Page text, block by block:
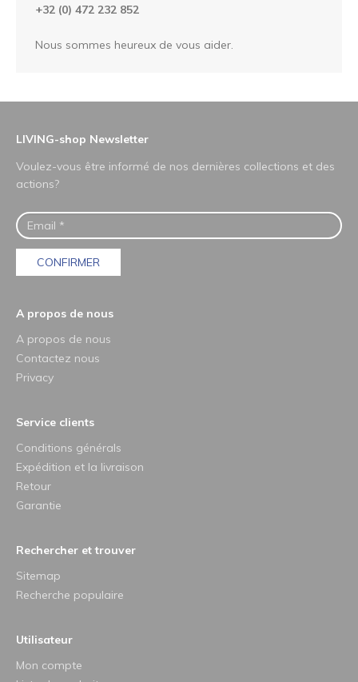
+32 (0) 472 232 852
Nous sommes heureux de vous aider.
LIVING-shop Newsletter
Voulez-vous être informé de nos dernières collections et des
actions?
CONFIRMER
A propos de nous
A propos de nous
Contactez nous
Privacy
Service clients
Conditions générals
Expédition et la livraison
Retour
Garantie
Rechercher et trouver
Sitemap
Recherche populaire
Utilisateur
Mon compte